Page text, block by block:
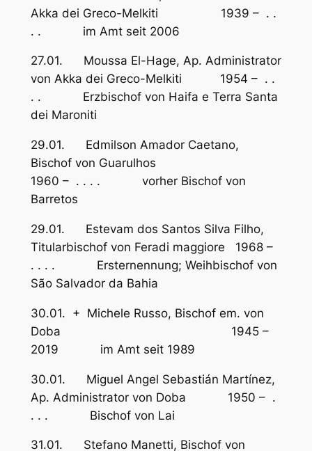
Akka dei Greco-Melkiti 1939 – . .
. . im Amt seit 2006
27.01. Moussa El-Hage, Ap. Administrator
von Akka dei Greco-Melkiti 1954 – . .
. . Erzbischof von Haifa e Terra Santa
dei Maroniti
29.01. Edmilson Amador Caetano,
Bischof von Guarulhos
1960 – . . . . vorher Bischof von
Barretos
29.01. Estevam dos Santos Silva Filho,
Titularbischof von Feradi maggiore 1968 –
. . . . Ersternennung; Weihbischof von
São Salvador da Bahia
30.01. + Michele Russo, Bischof em. von
Doba 1945 –
2019 im Amt seit 1989
30.01. Miguel Angel Sebastián Martínez,
Ap. Administrator von Doba 1950 – .
. . . Bischof von Lai
31.01. Stefano Manetti, Bischof von